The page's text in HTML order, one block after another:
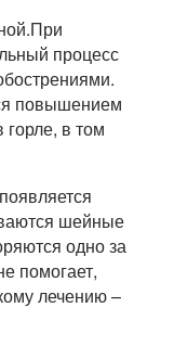
процесс
повышением
в том
шейные
одно за
помогает,
лечению –